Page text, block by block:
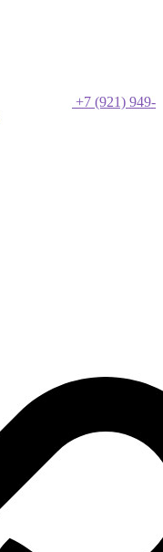
+7 (921) 949-